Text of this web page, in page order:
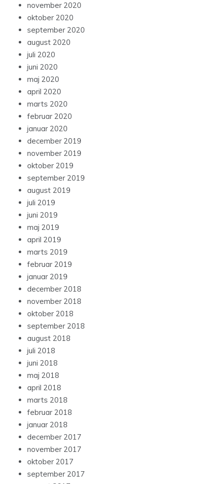
november 2020
oktober 2020
september 2020
august 2020
juli 2020
juni 2020
maj 2020
april 2020
marts 2020
februar 2020
januar 2020
december 2019
november 2019
oktober 2019
september 2019
august 2019
juli 2019
juni 2019
maj 2019
april 2019
marts 2019
februar 2019
januar 2019
december 2018
november 2018
oktober 2018
september 2018
august 2018
juli 2018
juni 2018
maj 2018
april 2018
marts 2018
februar 2018
januar 2018
december 2017
november 2017
oktober 2017
september 2017